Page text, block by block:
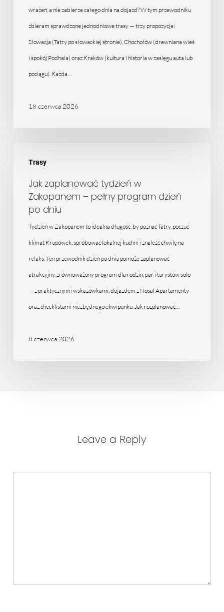
Słowacja,
Chochołów,
Kraków
wrażeń, a nie zabierze całego dnia na dojazd? W tym przewodniku
zbieram sprawdzone jednodniowe trasy — trzy propozycje:
Słowacja (Tatry po słowackiej stronie), Chochołów (drewniana wieś
i spokój Podhala) oraz Kraków (kultura i historia w zasięgu auta lub
pociągu). Każda…
18 czerwca 2026
Trasy
zaplanować
tydzień
Zakopanem
pełny
program
dzień
dniu
Jak zaplanować tydzień w
Zakopanem – pełny program dzień
po dniu
Tydzień w Zakopanem to idealna długość, by poznać Tatry, poczuć
klimat Krupówek, spróbować lokalnej kuchni i znaleźć chwilę na
relaks. Ten przewodnik dzień po dniu pomoże zaplanować
atrakcyjny, zrównoważony program dla rodzin, par i turystów solo
— z praktycznymi wskazówkami, dojazdem z Nosal Apartamenty
oraz checklistami niezbędnego ekwipunku. Jak rozplanować…
8 czerwca 2026
Leave a Reply